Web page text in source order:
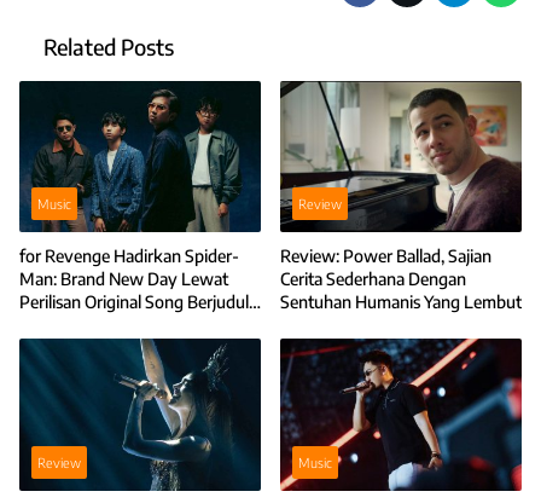
Related Posts
Music
for Revenge Hadirkan Spider-
Man: Brand New Day Lewat
Perilisan Original Song Berjudul I
Review
Review: Power Ballad, Sajian
Cerita Sederhana Dengan
Sentuhan Humanis Yang Lembut
Review Music